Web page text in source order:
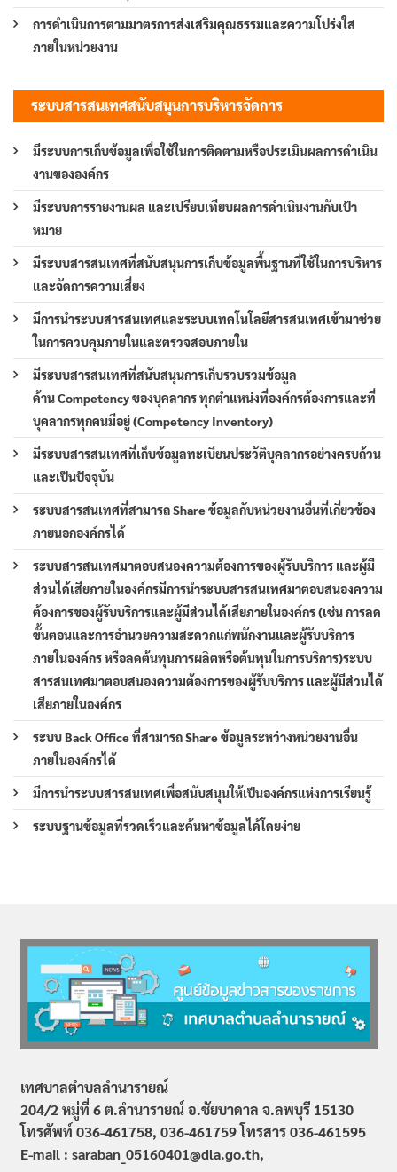
การดำเนินการตามมาตรการส่งเสริมคุณธรรมและความโปร่งใส
ภายในหน่วยงาน
ระบบสารสนเทศสนับสนุนการบริหารจัดการ
มีระบบการเก็บข้อมูลเพื่อใช้ในการติดตามหรือประเมินผลการดำเนิน
งานขององค์กร
มีระบบการรายงานผล และเปรียบเทียบผลการดำเนินงานกับเป้า
หมาย
มีระบบสารสนเทศที่สนับสนุนการเก็บข้อมูลพื้นฐานที่ใช้ในการบริหาร
และจัดการความเสี่ยง
มีการนำระบบสารสนเทศและระบบเทคโนโลยีสารสนเทศเข้ามาช่วย
ในการควบคุมภายในและตรวจสอบภายใน
มีระบบสารสนเทศที่สนับสนุนการเก็บรวบรวมข้อมูล
ด้าน Competency ของบุคลากร ทุกตำแหน่งที่องค์กรต้องการและที่
บุคลากรทุกคนมีอยู่ (Competency Inventory)
มีระบบสารสนเทศที่เก็บข้อมูลทะเบียนประวัติบุคลากรอย่างครบถ้วน
และเป็นปัจจุบัน
ระบบสารสนเทศที่สามารถ Share ข้อมูลกับหน่วยงานอื่นที่เกี่ยวข้อง
ภายนอกองค์กรได้
ระบบสารสนเทศมาตอบสนองความต้องการของผู้รับบริการ และผู้มี
ส่วนได้เสียภายในองค์กรมีการนำระบบสารสนเทศมาตอบสนองความ
ต้องการของผู้รับบริการและผู้มีส่วนได้เสียภายในองค์กร (เช่น การลด
ขั้นตอนและการอำนวยความสะดวกแก่พนักงานและผู้รับบริการ
ภายในองค์กร หรือลดต้นทุนการผลิตหรือต้นทุนในการบริการ)ระบบ
สารสนเทศมาตอบสนองความต้องการของผู้รับบริการ และผู้มีส่วนได้
เสียภายในองค์กร
ระบบ Back Office ที่สามารถ Share ข้อมูลระหว่างหน่วยงานอื่น
ภายในองค์กรได้
มีการนำระบบสารสนเทศเพื่อสนับสนุนให้เป็นองค์กรแห่งการเรียนรู้
ระบบฐานข้อมูลที่รวดเร็วและค้นหาข้อมูลได้โดยง่าย
เทศบาลตำบลลำนารายณ์
204/2 หมู่ที่ 6 ต.ลำนารายณ์ อ.ชัยบาดาล จ.ลพบุรี 15130
โทรศัพท์ 036-461758, 036-461759 โทรสาร 036-461595
E-mail : saraban_05160401@dla.go.th,